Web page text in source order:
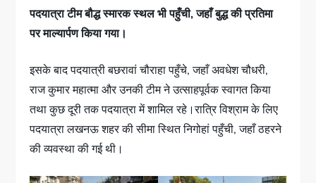
पदयात्रा टीम बौद्ध स्मारक स्थल भी पहुँची, जहाँ बुद्ध की प्रतिमा
पर माल्यार्पण किया गया।
इसके बाद पदयात्री बछरावां चौराहा पहुँचे, जहाँ अवधेश चौधरी,
राज कुमार महात्मा और उनकी टीम ने उत्साहपूर्वक स्वागत किया
तथा कुछ दूरी तक पदयात्रा में शामिल रहे।रात्रि विश्राम के लिए
पदयात्रा लखनऊ शहर की सीमा स्थित निगोहां पहुँची, जहाँ ठहरने
की व्यवस्था की गई थी।